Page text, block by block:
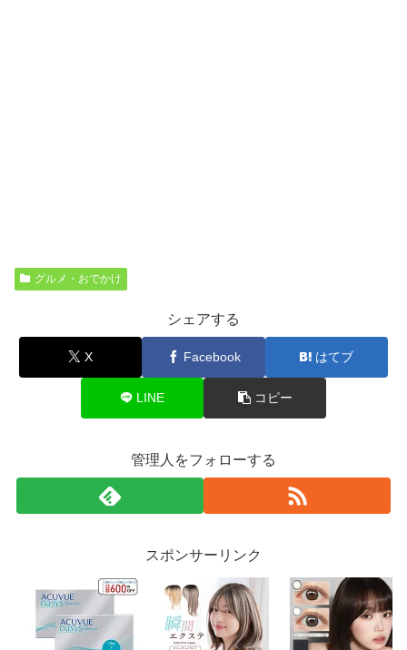
グルメ・おでかけ
シェアする
X Facebook はてブ
LINE コピー
管理人をフォローする
スポンサーリンク